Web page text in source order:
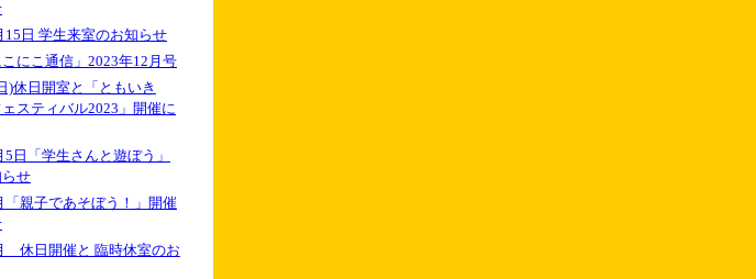
15日 学生来室のお知らせ
にこ通信」2023年12月号
)休日開室と「ともいき
ェスティバル2023」開催に
5日「学生さんと遊ぼう」
せ
「親子であそぼう！」開催
休日開催と 臨時休室のお